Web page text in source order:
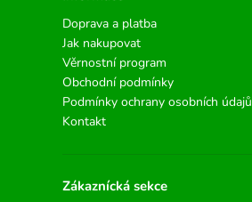
Doprava a platba
Jak nakupovat
Věrnostní program
Obchodní podmínky
Podmínky ochrany osobních údajů
Kontakt
Zákaznícká sekce